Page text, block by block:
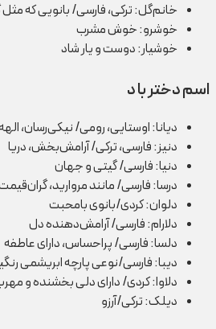
خانم‌گل: ترکی، فارسی/ بانویی که
خوشرو: خوش مشرب
خوشیار: دوست و یار شاد
اسم دختر با د
دیانا: اوستایی، رومی/ نیکی‌رسان،
دنیز: فارسی، ترکی/ آرامش‌بخش، دریا
دنیا: فارسی/ گیتی و جهان
درسا: فارسی/ مانند مروارید،
دلوان: کردی/بانوی بامحبت
دلارام: فارسی/ آرامش‌دهنده دل
دلسا: فارسی/ پراحساس، دارای عاطفه
دیبا: فارسی/نوعی پارچه ابریشمی
دلاوا: کردی/ دارای دلی بخشنده و
دیلک: ترکی/آرزو